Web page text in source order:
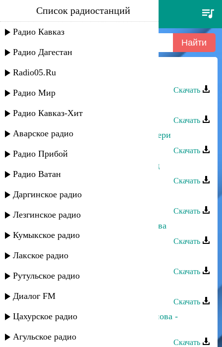
джамал абакаров - жайран
Список радиостанций
Радио Кавказ
Радио Дагестан
Radio05.Ru
Радио Мир
Радио Кавказ-Хит
Аварское радио
Радио Прибой
Радио Ватан
Даргинское радио
Лезгинское радио
Кумыкское радио
Лакское радио
Рутульское радио
Диалог FM
Цахурское радио
Агульское радио
Джамал Абакаров - Жайран
Скачать
Скачать
Джамал Абакаров - Посвящаю матери
Скачать
Джамал Абакаров - Нежный взгляд
Скачать
Джамал Абакаров - Мой край
Скачать
Джамал Абакаров - Кружится голова
Скачать
Джамал Абакаров - Капля росы
Скачать
Скачать
Джамал Абакаров и Гажар Рамазанова -
Скачать